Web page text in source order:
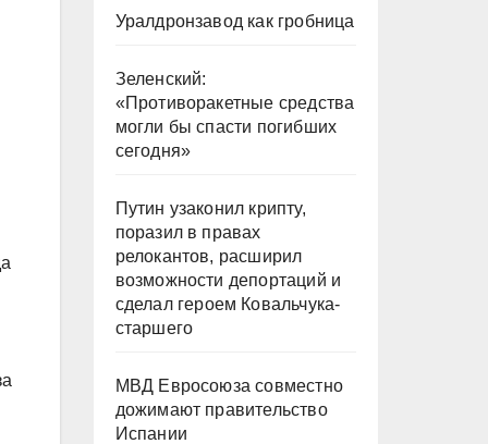
Уралдронзавод как гробница
Зеленский:
«Противоракетные средства
могли бы спасти погибших
сегодня»
Путин узаконил крипту,
поразил в правах
релокантов, расширил
возможности депортаций и
сделал героем Ковальчука-
старшего
МВД Евросоюза совместно
дожимают правительство
Испании